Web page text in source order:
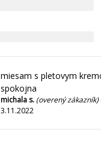
miesam s pletovym
spokojna
michala s. (overený zákazník)
3.11.2022